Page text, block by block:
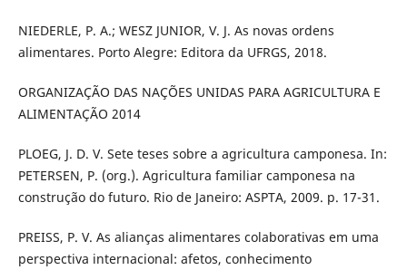
NIEDERLE, P. A.; WESZ JUNIOR, V. J. As novas ordens
alimentares. Porto Alegre: Editora da UFRGS, 2018.
ORGANIZAÇÃO DAS NAÇÕES UNIDAS PARA AGRICULTURA E
ALIMENTAÇÃO 2014
PLOEG, J. D. V. Sete teses sobre a agricultura camponesa. In:
PETERSEN, P. (org.). Agricultura familiar camponesa na
construção do futuro. Rio de Janeiro: ASPTA, 2009. p. 17-31.
PREISS, P. V. As alianças alimentares colaborativas em uma
perspectiva internacional: afetos, conhecimento